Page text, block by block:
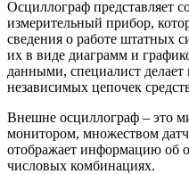
Осциллограф представляет
измерительный прибор,
сведения о работе штатных
их в виде диаграмм и
данными, специалист
независимых цепочек
Внешне осциллограф – это
монитором, множеством
отображает информацию об
числовых комбинациях.